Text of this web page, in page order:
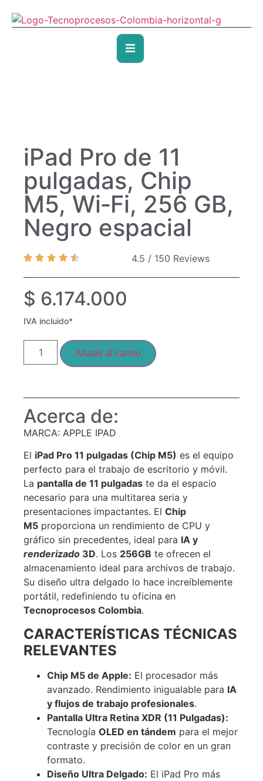
iPad Pro de 11
pulgadas, Chip
M5, Wi‑Fi, 256 GB,
Negro espacial
4.5 / 150 Reviews
$ 6.174.000
IVA incluido*
Añadir al carrito
Acerca de:
MARCA: APPLE IPAD
El iPad Pro 11 pulgadas (Chip M5) es el equipo
perfecto para el trabajo de escritorio y móvil.
La pantalla de 11 pulgadas te da el espacio
necesario para una multitarea seria y
presentaciones impactantes. El Chip
M5 proporciona un rendimiento de CPU y
gráfico sin precedentes, ideal para IA y
renderizado 3D. Los 256GB te ofrecen el
almacenamiento ideal para archivos de trabajo.
Su diseño ultra delgado lo hace increíblemente
portátil, redefiniendo tu oficina en
Tecnoprocesos Colombia.
CARACTERÍSTICAS TÉCNICAS
RELEVANTES
Chip M5 de Apple: El procesador más
avanzado. Rendimiento inigualable para IA
y flujos de trabajo profesionales.
Pantalla Ultra Retina XDR (11 Pulgadas):
Tecnología OLED en tándem para el mejor
contraste y precisión de color en un gran
formato.
Diseño Ultra Delgado: El iPad Pro más